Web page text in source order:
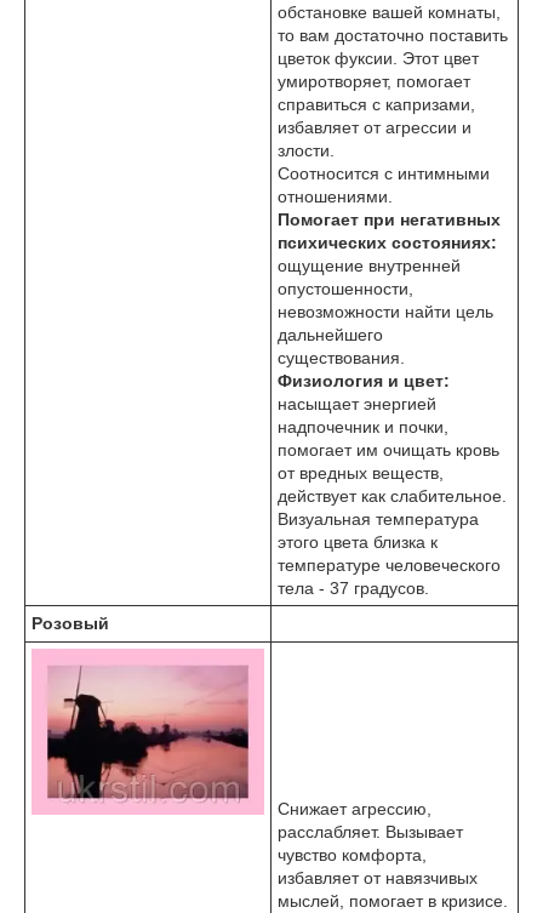
обстановке вашей комнаты,
то вам достаточно поставить
цветок фуксии. Этот цвет
умиротворяет, помогает
справиться с капризами,
избавляет от агрессии и
злости.
Соотносится с интимными
отношениями.
Помогает при негативных
психических состояниях:
ощущение внутренней
опустошенности,
невозможности найти цель
дальнейшего
существования.
Физиология и цвет:
насыщает энергией
надпочечник и почки,
помогает им очищать кровь
от вредных веществ,
действует как слабительное.
Визуальная температура
этого цвета близка к
температуре человеческого
тела - 37 градусов.
Розовый
Снижает агрессию,
расслабляет. Вызывает
чувство комфорта,
избавляет от навязчивых
мыслей, помогает в кризисе.